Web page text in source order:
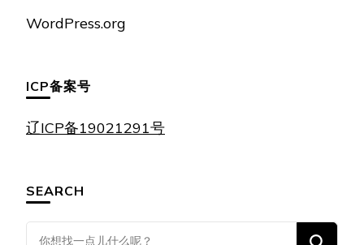
WordPress.org
ICP备案号
辽ICP备19021291号
SEARCH